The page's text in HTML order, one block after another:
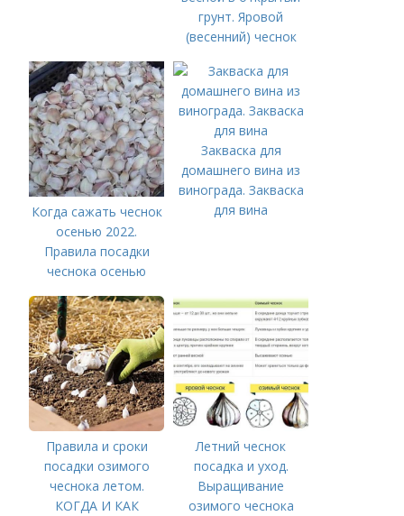
грунт. Яровой
(весенний) чеснок
Когда сажать чеснок
осенью 2022.
Правила посадки
чеснока осенью
Закваска для
домашнего вина из
винограда. Закваска
для вина
Правила и сроки
посадки озимого
чеснока летом.
КОГДА И КАК
Летний чеснок
посадка и уход.
Выращивание
озимого чеснока